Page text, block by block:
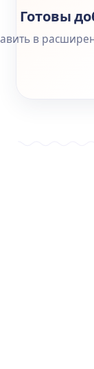
Готовы
в